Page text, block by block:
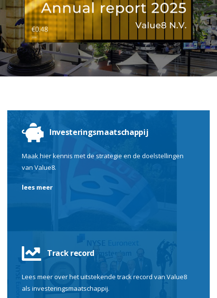
Investeringsmaatschappij
Maak hier kennis met de strategie en de doelstellingen
van Value8.
lees meer
Track record
Lees meer over het uitstekende track record van Value8
als investeringsmaatschappij.